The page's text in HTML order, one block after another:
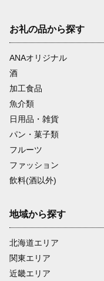
お礼の品から探す
ANAオリジナル
酒
加工食品
魚介類
日用品・雑貨
パン・菓子類
フルーツ
ファッション
飲料(酒以外)
地域から探す
北海道エリア
関東エリア
近畿エリア